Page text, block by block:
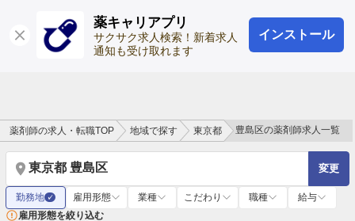
薬キャリアプリ
サクサク求人検索！新着求人
通知も受け取れます
インストール
ログイン 会員登録
薬剤師の求人・転職TOP 地域で探す 東京都 豊島区の薬剤師求人一覧
東京都 豊島区 変更
勤務地 ✓ 雇用形態 業種 こだわり 職種
給与
雇用形態を絞り込む